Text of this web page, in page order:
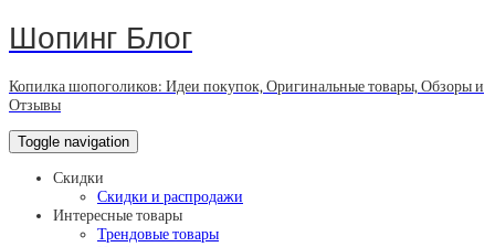
Шопинг Блог
Копилка шопоголиков: Идеи покупок, Оригинальные товары, Обзоры и
Отзывы
Toggle navigation
Скидки
Скидки и распродажи
Интересные товары
Трендовые товары